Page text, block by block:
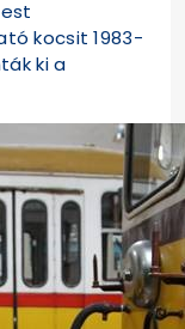
kocsit 1983-
ki a